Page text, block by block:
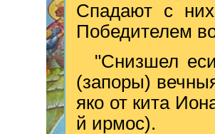
Спадают с
Победителем
"Снизшел
(запоры)
яко от кита
й ирмос).